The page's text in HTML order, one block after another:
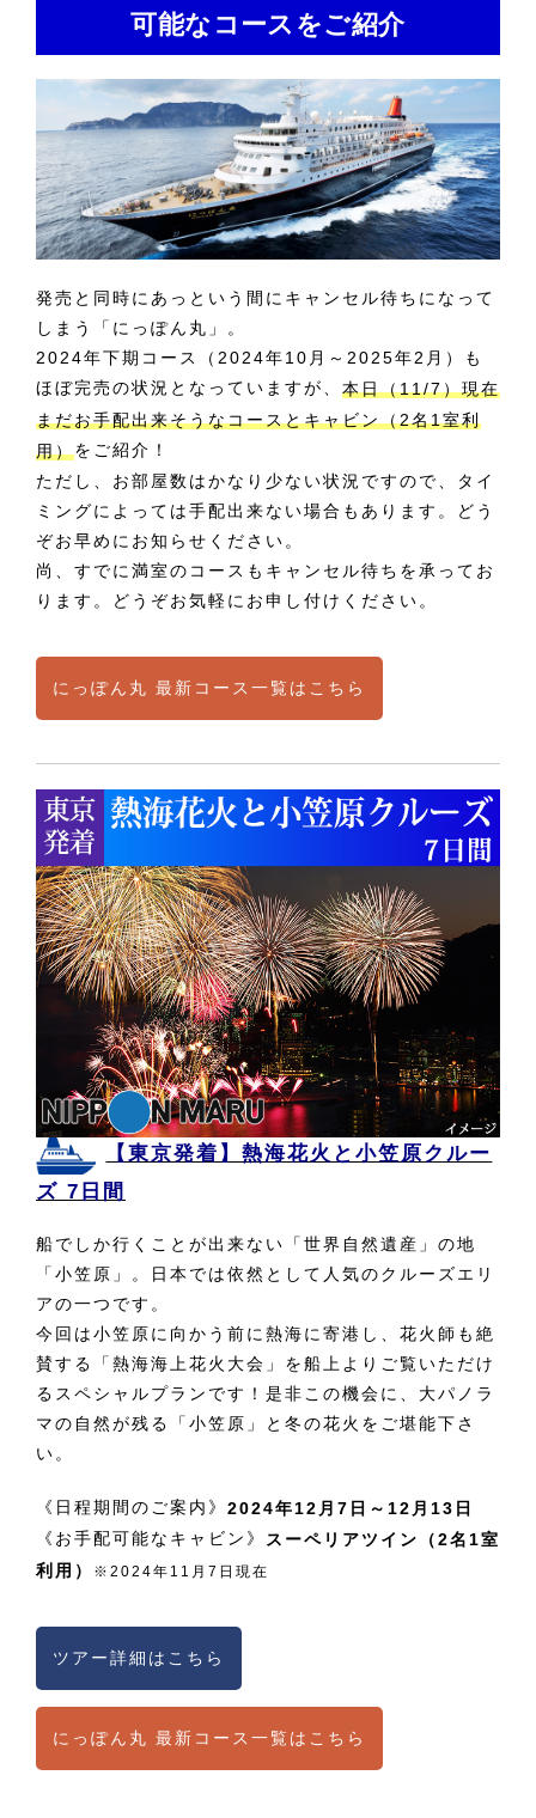
可能なコースをご紹介
発売と同時にあっという間にキャンセル待ちになって
しまう「にっぽん丸」。
2024年下期コース（2024年10月～2025年2月）も
ほぼ完売の状況となっていますが、 本日（11/7）現在
まだお手配出来そうなコースとキャビン（2名1室利
用）をご紹介！
ただし、お部屋数はかなり少ない状況ですので、タイ
ミングによっては手配出来ない場合もあります。どう
ぞお早めにお知らせください。
尚、すでに満室のコースもキャンセル待ちを承ってお
ります。どうぞお気軽にお申し付けください。
にっぽん丸 最新コース一覧はこちら
【東京発着】熱海花火と小笠原クルー
ズ 7日間
船でしか行くことが出来ない「世界自然遺産」の地
「小笠原」。日本では依然として人気のクルーズエリ
アの一つです。
今回は小笠原に向かう前に熱海に寄港し、花火師も絶
賛する「熱海海上花火大会」を船上よりご覧いただけ
るスペシャルプランです！是非この機会に、大パノラ
マの自然が残る「小笠原」と冬の花火をご堪能下さ
い。
《日程期間のご案内》 2024年12月7日～12月13日
《お手配可能なキャビン》
スーペリアツイン（2名1室
利用）
※2024年11月7日現在
ツアー詳細はこちら
にっぽん丸 最新コース一覧はこちら